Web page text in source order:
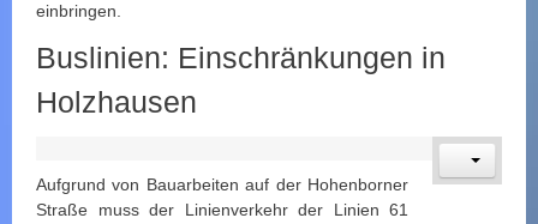
einbringen.
Buslinien: Einschränkungen in
Holzhausen
Aufgrund von Bauarbeiten auf der Hohenborner
Straße muss der Linienverkehr der Linien 61